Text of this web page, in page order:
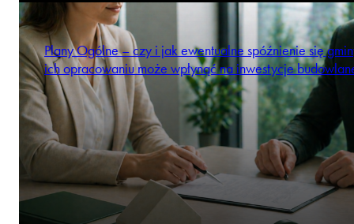
Plany Ogólne – czy i jak ewentualne spóźnienie się
ich opracowaniu może wpłynąć na inwestycje